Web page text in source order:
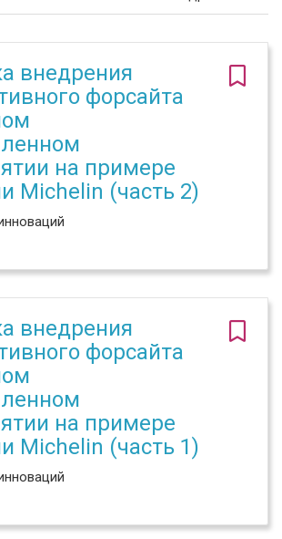
внедрения
форсайта
на примере
Michelin (часть 2)
внедрения
форсайта
на примере
Michelin (часть 1)